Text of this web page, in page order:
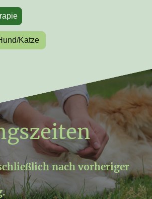
Katze
nach vorheriger